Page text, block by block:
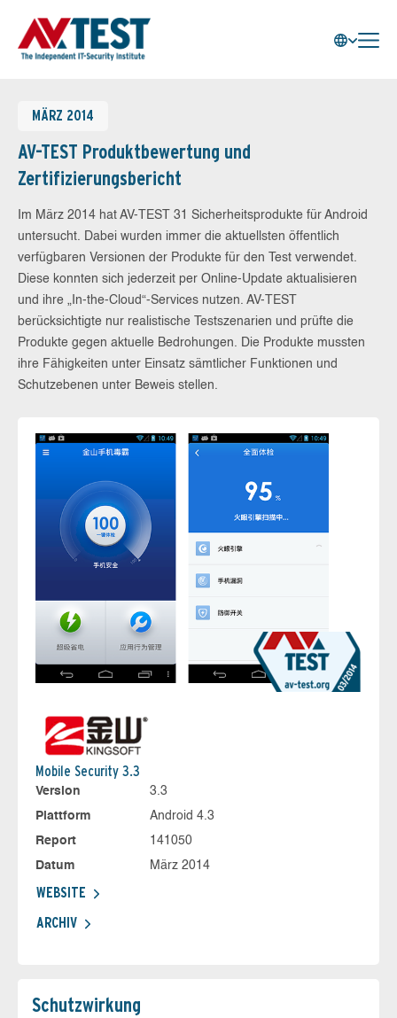
MÄRZ 2014
AV-TEST Produktbewertung und
Zertifizierungsbericht
Im März 2014 hat AV-TEST 31 Sicherheitsprodukte für Android
untersucht. Dabei wurden immer die aktuellsten öffentlich
verfügbaren Versionen der Produkte für den Test verwendet.
Diese konnten sich jederzeit per Online-Update aktualisieren
und ihre „In-the-Cloud“-Services nutzen. AV-TEST
berücksichtigte nur realistische Testszenarien und prüfte die
Produkte gegen aktuelle Bedrohungen. Die Produkte mussten
ihre Fähigkeiten unter Einsatz sämtlicher Funktionen und
Schutzebenen unter Beweis stellen.
Mobile Security 3.3
Version
3.3
Plattform
Android 4.3
Report
141050
Datum
März 2014
WEBSITE
ARCHIV
Schutz­wirkung